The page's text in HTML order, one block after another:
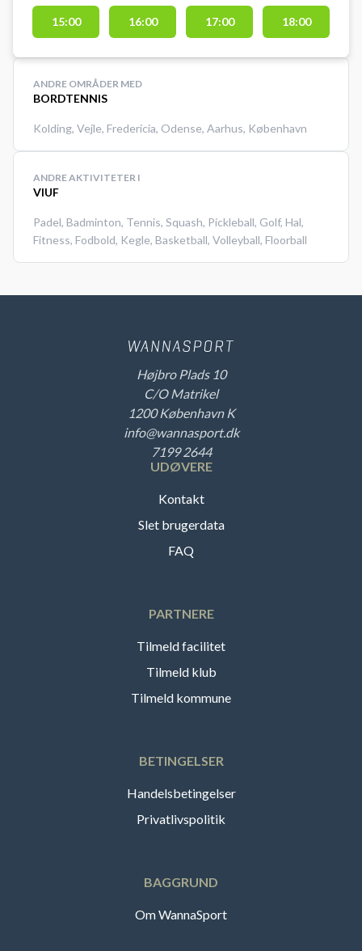
bordtennis i Fredericia på et af
bordtennisbordene i multihallen.
#bordtennis-fredericia
15:00 16:00 17:00 18:00
ANDRE OMRÅDER MED
BORDTENNIS
Kolding, Vejle, Fredericia, Odense, Aarhus, København
ANDRE AKTIVITETER I
VIUF
Padel, Badminton, Tennis, Squash, Pickleball, Golf, Hal,
Fitness, Fodbold, Kegle, Basketball, Volleyball, Floorball
Højbro Plads 10
C/O Matrikel
1200 København K
info@wannasport.dk
7199 2644
UDØVERE
Kontakt
Slet brugerdata
FAQ
PARTNERE
Tilmeld facilitet
Tilmeld klub
Tilmeld kommune
BETINGELSER
Handelsbetingelser
Privatlivspolitik
BAGGRUND
Om WannaSport